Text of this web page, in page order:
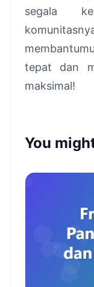
segala
tepat dan
maksimal!
You